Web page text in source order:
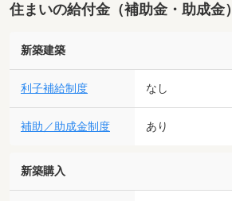
住まいの給付金（補助金・助成金）
新築建築
利子補給制度 なし
補助／助成金制度 あり
新築購入